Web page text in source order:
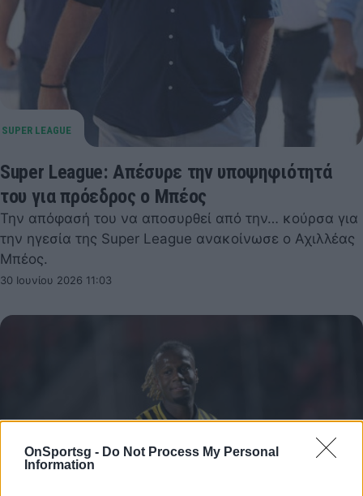
OnSportsg - Do Not Process My Personal
Information
Super League: Απέσυρε την υποψηφιότητά
του για πρόεδρος ο Μπέος
Την απόφασή του να αποσυρθεί από την… κούρσα για
την ηγεσία της Super League ανακοίνωσε ο Αχιλλέας
Μπέος.
30 Ιουνίου 2026 11:03